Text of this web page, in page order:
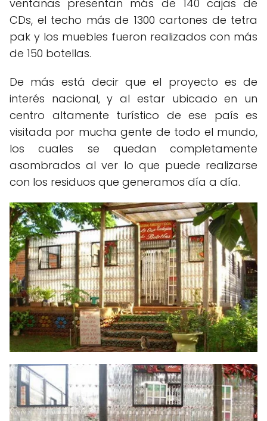
ventanas presentan más de 140 cajas de
CDs, el techo más de 1300 cartones de tetra
pak y los muebles fueron realizados con más
de 150 botellas.
De más está decir que el proyecto es de
interés nacional, y al estar ubicado en un
centro altamente turístico de ese país es
visitada por mucha gente de todo el mundo,
los cuales se quedan completamente
asombrados al ver lo que puede realizarse
con los residuos que generamos día a día.